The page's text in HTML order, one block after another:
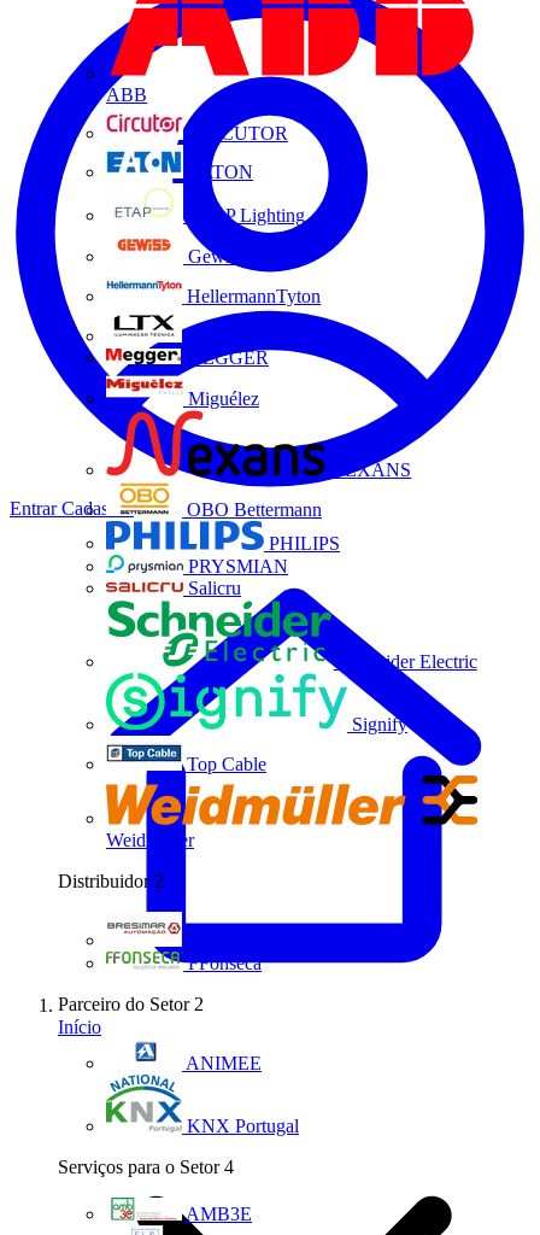
ABB
CIRCUTOR
EATON
ETAP Lighting
Gewiss
HellermannTyton
MEGGER
Miguélez
NEXANS
OBO Bettermann
PHILIPS
PRYSMIAN
Salicru
Schneider Electric
Signify
Top Cable
Weidmüller
Distribuidor 2
FFonseca
Parceiro do Setor 2
ANIMEE
KNX Portugal
Serviços para o Setor 4
AMB3E
EntrarCadastrar
Início